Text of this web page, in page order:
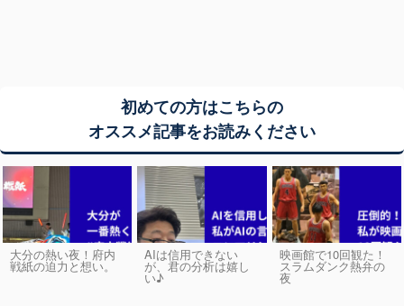
初めての方はこちらの
オススメ記事をお読みください
大分の熱い夜！府内
戦紙の迫力と想い。
AIは信用できない
が、君の分析は嬉し
い♪
映画館で10回観た！
スラムダンク熱弁の
夜